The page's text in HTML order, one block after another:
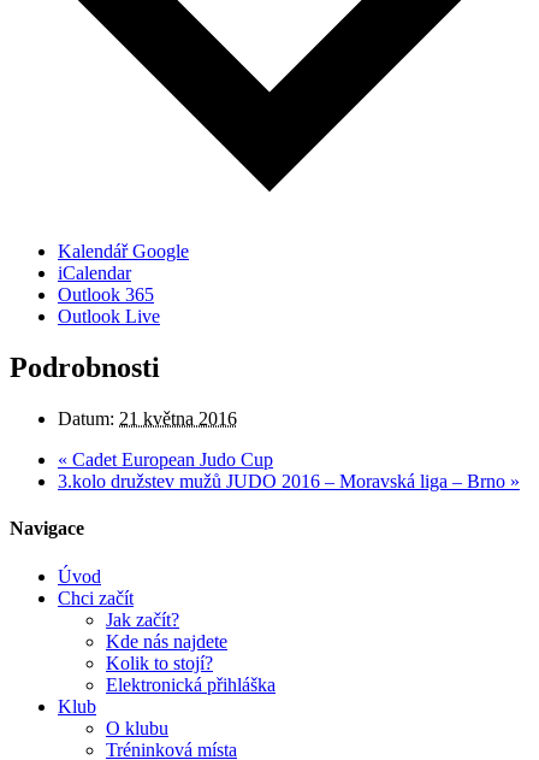
Kalendář Google
iCalendar
Outlook 365
Outlook Live
Podrobnosti
Datum: 21 května 2016
« Cadet European Judo Cup
3.kolo družstev mužů JUDO 2016 – Moravská liga – Brno »
Navigace
Úvod
Chci začít
Jak začít?
Kde nás najdete
Kolik to stojí?
Elektronická přihláška
Klub
O klubu
Tréninková místa